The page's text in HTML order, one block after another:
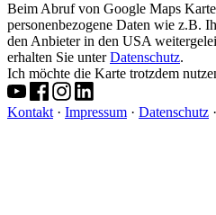
Beim Abruf von Google Maps
personenbezogene Daten wie z.B.
den Anbieter in den USA
erhalten Sie unterDatenschutz.
Ich möchte die Karte trotzdem
Kontakt · Impressum · Datenschutz ·